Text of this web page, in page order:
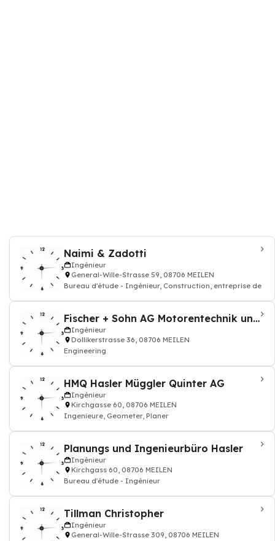
Naimi & Zadotti
Ingénieur
General-Wille-Strasse 59, 08706 MEILEN
Bureau d'étude - Ingénieur, Construction, entreprise de
Fischer + Sohn AG Motorentechnik und Robotik
Ingénieur
Dollikerstrasse 36, 08706 MEILEN
Engineering
HMQ Hasler Müggler Quinter AG
Ingénieur
Kirchgasse 60, 08706 MEILEN
Ingenieure, Geometer, Planer
Planungs und Ingenieurbüro Hasler
Ingénieur
Kirchgass 60, 08706 MEILEN
Bureau d'étude - Ingénieur
Tillman Christopher
Ingénieur
General-Wille-Strasse 309, 08706 MEILEN